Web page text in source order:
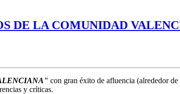
DE LA COMUNIDAD
con gran éxito de afluencia (alrededor de
y críticas.